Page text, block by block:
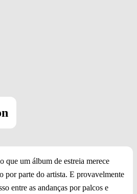
que um álbum de estreia merece
por parte do artista. E provavelmente
entre as andanças por palcos e